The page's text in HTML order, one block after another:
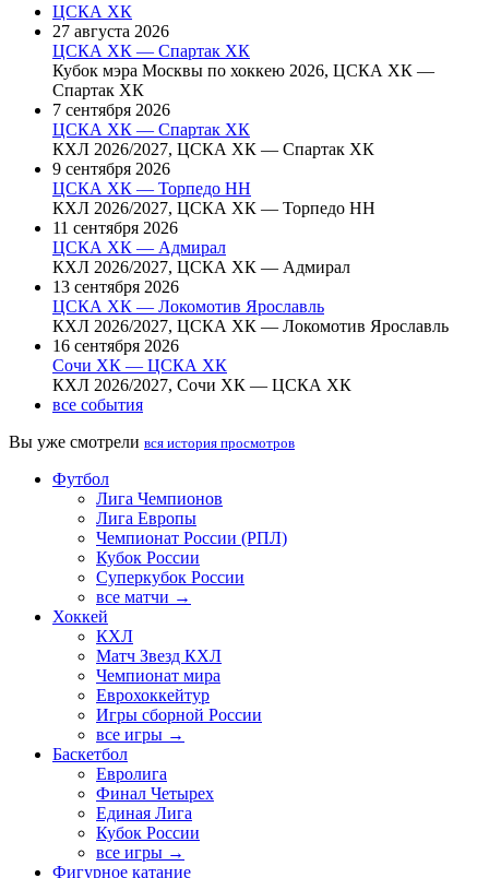
ЦСКА ХК
27 августа 2026
ЦСКА ХК — Спартак ХК
Кубок мэра Москвы по хоккею 2026, ЦСКА ХК —
Спартак ХК
7 сентября 2026
ЦСКА ХК — Спартак ХК
КХЛ 2026/2027, ЦСКА ХК — Спартак ХК
9 сентября 2026
ЦСКА ХК — Торпедо НН
КХЛ 2026/2027, ЦСКА ХК — Торпедо НН
11 сентября 2026
ЦСКА ХК — Адмирал
КХЛ 2026/2027, ЦСКА ХК — Адмирал
13 сентября 2026
ЦСКА ХК — Локомотив Ярославль
КХЛ 2026/2027, ЦСКА ХК — Локомотив Ярославль
16 сентября 2026
Сочи ХК — ЦСКА ХК
КХЛ 2026/2027, Сочи ХК — ЦСКА ХК
все события
Вы уже смотрели вся история просмотров
Футбол
Лига Чемпионов
Лига Европы
Чемпионат России (РПЛ)
Кубок России
Суперкубок России
все матчи →
Хоккей
КХЛ
Матч Звезд КХЛ
Чемпионат мира
Еврохоккейтур
Игры сборной России
все игры →
Баскетбол
Евролига
Финал Четырех
Единая Лига
Кубок России
все игры →
Фигурное катание